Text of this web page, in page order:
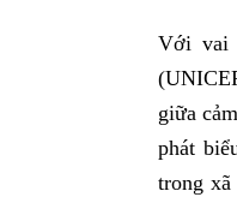
Với vai
giữa
phát
trong